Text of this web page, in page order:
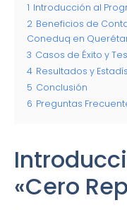
1 Introducción al
2 Beneficios de
Coneduq en
3 Casos de Éxito y
4 Resultados y
5 Conclusión
6 Preguntas
«Cero